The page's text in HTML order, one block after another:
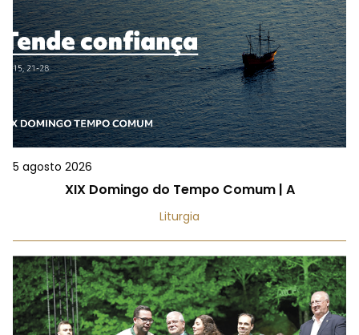
5 agosto 2026
XIX Domingo do Tempo Comum | A
Liturgia